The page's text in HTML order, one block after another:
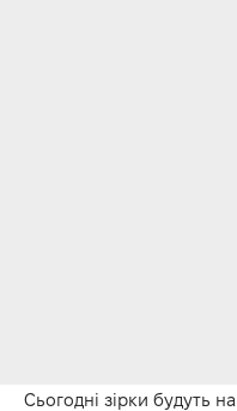
Сьогодні зірки будуть